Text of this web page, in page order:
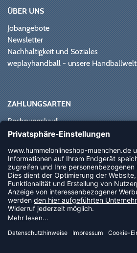
ÜBER UNS
Jobangebote
Newsletter
Nachhaltigkeit und Soziales
weplayhandball - unsere Handballwelt
ZAHLUNGSARTEN
Rechnungskauf
Paypal
Vorkasse
Sofortüberweisung
NEWSLETTER